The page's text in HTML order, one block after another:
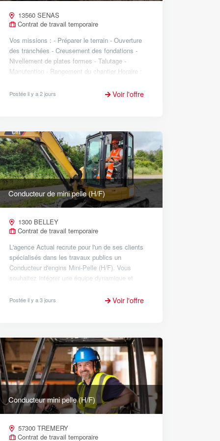
13560 SENAS
Contrat de travail temporaire
Vos missions : - Préparer le terrain - Ouverture
des tranchées - Creusement des fondations -
Nivellement de plates formes - Talutage -
Manutention - Rangement du chantier Horaire :
Postée il y a 2 jours Voir l'offre
Conducteur de mini pelle (H/F)
1300 BELLEY
Contrat de travail temporaire
L'agence Actual recrute pour l'un de ses clients
spécialisés dans les travaux publics un
Conducteur d'engins Mini-Pelle (H/F). Vous
souhaitez intégrer une équipe dynamique et
n'hésitez plus et venez rejoindre...
Postée il y a 3 jours Voir l'offre
Conducteur mini pelle (H/F)
57300 TREMERY
Contrat de travail temporaire